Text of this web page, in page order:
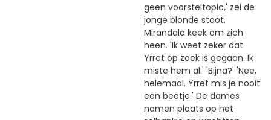
geen voorsteltopic,' zei de
jonge blonde stoot.
Mirandala keek om zich
heen. 'Ik weet zeker dat
Yrret op zoek is gegaan. Ik
miste hem al.' 'Bijna?' 'Nee,
helemaal. Yrret mis je nooit
een beetje.' De dames
namen plaats op het